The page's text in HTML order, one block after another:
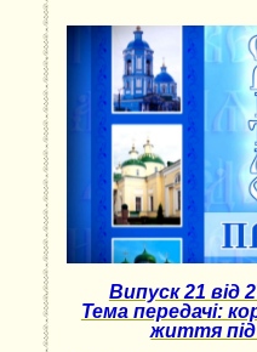
Випуск 21 від
Тема передачі:
життя